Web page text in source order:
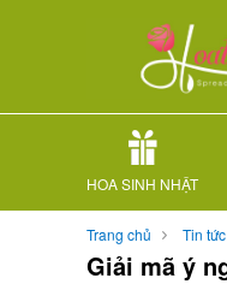
HOA SINH NHẬT
Trang chủ Tin tức
Giải mã ý